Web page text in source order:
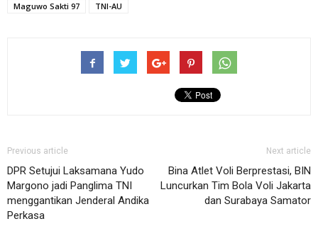
Maguwo Sakti 97
TNI-AU
Previous article
DPR Setujui Laksamana Yudo
Margono jadi Panglima TNI
menggantikan Jenderal Andika
Perkasa
Next article
Bina Atlet Voli Berprestasi, BIN
Luncurkan Tim Bola Voli Jakarta
dan Surabaya Samator